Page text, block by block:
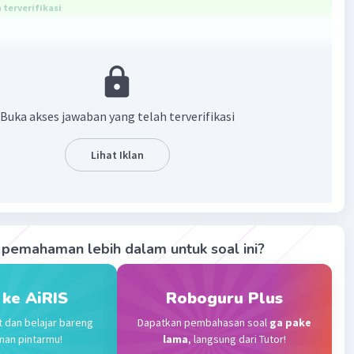
terverifikasi
X 28 X 28 = 2.464 cm^2
· 5.0(1) Balas
Iklan
tepat adalah2.464 cm2
:
2 = 28 cm
Buka akses jawaban yang telah terverifikasi
Lihat Iklan
lebih dalam untuk soal ini?
AiRIS
dan belajar bareng
pintarmu!
Roboguru Plus
Dapatkan pembahasan soal ga pake
lama, langsung dari Tutor!